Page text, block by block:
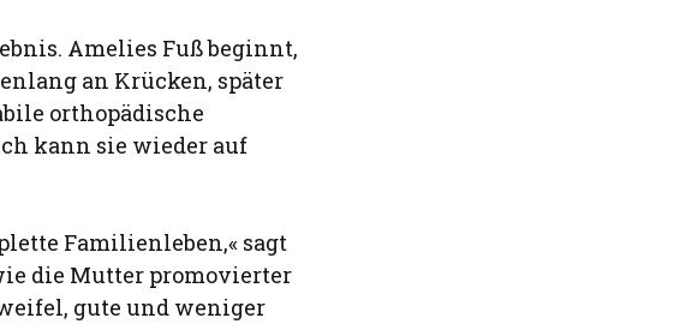
Amelies Fuß beginnt,
an Krücken, später
orthopädische
kann sie wieder auf
Familienleben,« sagt
die Mutter promovierter
gute und weniger